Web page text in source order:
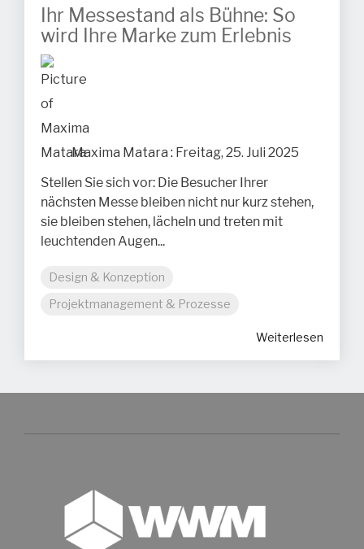
Ihr Messestand als Bühne: So
wird Ihre Marke zum Erlebnis
Maxima Matara : Freitag, 25. Juli 2025
Stellen Sie sich vor: Die Besucher Ihrer
nächsten Messe bleiben nicht nur kurz stehen,
sie bleiben stehen, lächeln und treten mit
leuchtenden Augen...
Design & Konzeption
Projektmanagement & Prozesse
Weiterlesen